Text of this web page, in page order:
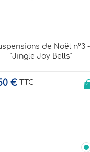
jouant - bois peint